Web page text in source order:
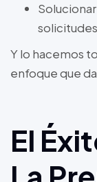
Y lo hacemos
enfoque que
El